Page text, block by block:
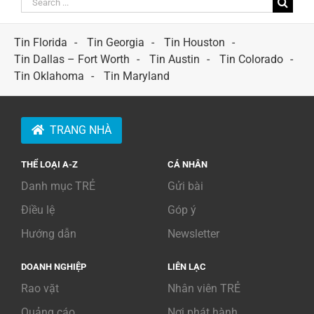
for:
Tin Florida
Tin Georgia
Tin Houston
Tin Dallas – Fort Worth
Tin Austin
Tin Colorado
Tin Oklahoma
Tin Maryland
TRANG NHÀ
THỂ LOẠI A-Z
Danh mục TRẺ
Điều lệ
Hướng dẫn
CÁ NHÂN
Gửi bài
Góp ý
Newsletter
DOANH NGHIỆP
Rao vặt
LIÊN LẠC
Nhân viên TRẺ